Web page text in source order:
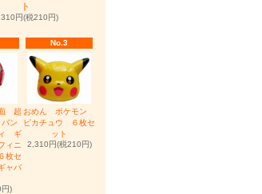
ト
円(税210円)
超
ン
ィ ギ
ィニ
枚セ
ャバ
)
No.3
おめん ポケモン
ピカチュウ ６枚セ
ット
2,310円(税210円)